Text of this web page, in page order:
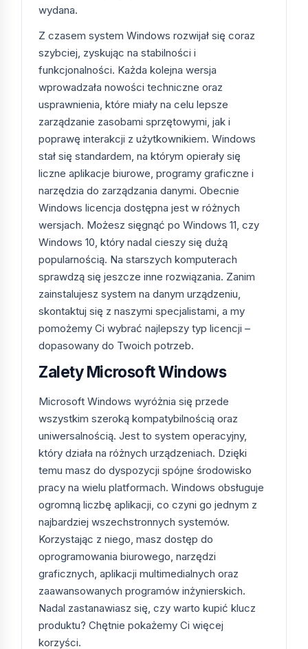
Microsoft
Windows 10
Professional
zł
użytkownicy
zaawansowani
Microsoft
Windows 10
Home
162,52
zł
Użytek domowy,
jeden komputer
Microsoft
Windows 11
Professional
195,04
MŚP,
zaawansowani
Microsoft
Windows 7
Professional
56,83
zł
MŚP,
użytkownicy
zaawansowani
Windows 11
Home
zł
Użytek domowy,
jeden komputer
Microsoft
Windows 8.1
60,89
zł
MŚP,
użytkownicy
zaawansowani
Microsoft
Windows
Server 2019
2CPU
723,58
Małe firmy do 25
Microsoft
Windows
Server 2019
Standard 16
Core
1
455,28
Środowiska
biurowe,
organizacje
Microsoft
Windows
Server 2019
RDS 50 User
CAL
934,15
zł
Pulpity zdalne
(RDS)
Microsoft
Windows
869,11
Środowiska
wydana.
Z czasem system Windows rozwijał się coraz
szybciej, zyskując na stabilności i
funkcjonalności. Każda kolejna wersja
wprowadzała nowości techniczne oraz
usprawnienia, które miały na celu lepsze
zarządzanie zasobami sprzętowymi, jak i
poprawę interakcji z użytkownikiem. Windows
stał się standardem, na którym opierały się
liczne aplikacje biurowe, programy graficzne i
narzędzia do zarządzania danymi. Obecnie
Windows licencja dostępna jest w różnych
wersjach. Możesz sięgnąć po Windows 11, czy
Windows 10, który nadal cieszy się dużą
popularnością. Na starszych komputerach
sprawdzą się jeszcze inne rozwiązania. Zanim
zainstalujesz system na danym urządzeniu,
skontaktuj się z naszymi specjalistami, a my
pomożemy Ci wybrać najlepszy typ licencji –
dopasowany do Twoich potrzeb.
Zalety Microsoft Windows
Microsoft Windows wyróżnia się przede
wszystkim szeroką kompatybilnością oraz
uniwersalnością. Jest to system operacyjny,
który działa na różnych urządzeniach. Dzięki
temu masz do dyspozycji spójne środowisko
pracy na wielu platformach. Windows obsługuje
ogromną liczbę aplikacji, co czyni go jednym z
najbardziej wszechstronnych systemów.
Korzystając z niego, masz dostęp do
oprogramowania biurowego, narzędzi
graficznych, aplikacji multimedialnych oraz
zaawansowanych programów inżynierskich.
Nadal zastanawiasz się, czy warto kupić klucz
produktu? Chętnie pokażemy Ci więcej
korzyści.